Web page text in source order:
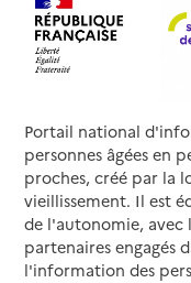
Portail national
personnes âgées en
proches, créé par la
vieillissement. Il est
de l'autonomie,
partenaires engagés
l'information des